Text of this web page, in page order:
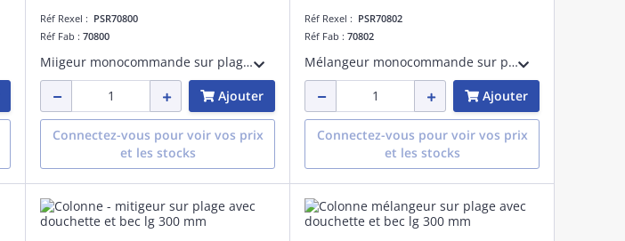
Réf Rexel : PSR70800
Réf Fab : 70800
Miigeur monocommande sur plage PRESTO CHEF, monotrou avec bec par-dessus, et manette pleine robuste. Hauteur sous bec : 276 mm. Saillie : 250 mm. Bec à intérieur lisse, orientable, de diamètre 22 mm. Débit 25L/min à 38°C à 3 bar.
Ajouter
Connectez-vous pour voir vos prix
et les stocks
Réf Rexel : PSR70802
Réf Fab : 70802
Mélangeur monocommande sur plage PRESTO CHEF, monotrou avec bec par-dessus. Manettes ergonomiques. Hauteur sous bec : 251 mm. Saillie : 250 mm. Bec à intérieur lisse, orientable. Tête céramique 1/4 de tour. Débit 37 L/min à 3 bar.
Ajouter
Connectez-vous pour voir vos prix
et les stocks